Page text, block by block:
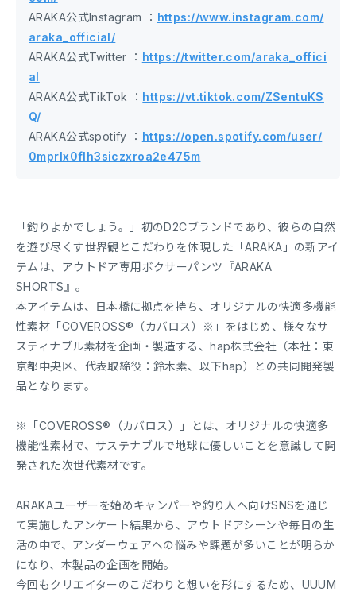
ARAKA公式Instagram ： https://www.instagram.com/
araka_official/
ARAKA公式Twitter ： https://twitter.com/araka_offici
al
ARAKA公式TikTok ： https://vt.tiktok.com/ZSentuKS
Q/
ARAKA公式spotify ： https://open.spotify.com/user/
0mprlx0flh3siczxroa2e475m
「釣りよかでしょう。」初のD2Cブランドであり、彼らの自然
を遊び尽くす世界観とこだわりを体現した「ARAKA」の新アイ
テムは、アウトドア専用ボクサーパンツ『ARAKA
SHORTS』。
本アイテムは、日本橋に拠点を持ち、オリジナルの快適多機能
性素材「COVEROSS®︎（カバロス）※」をはじめ、様々なサ
スティナブル素材を企画・製造する、hap株式会社（本社：東
京都中央区、代表取締役：鈴木素、以下hap）との共同開発製
品となります。
※「COVEROSS®︎（カバロス）」とは、オリジナルの快適多
機能性素材で、サステナブルで地球に優しいことを意識して開
発された次世代素材です。
ARAKAユーザーを始めキャンパーや釣り人へ向けSNSを通じ
て実施したアンケート結果から、アウトドアシーンや毎日の生
活の中で、アンダーウェアへの悩みや課題が多いことが明らか
になり、本製品の企画を開始。
今回もクリエイターのこだわりと想いを形にするため、UUUM